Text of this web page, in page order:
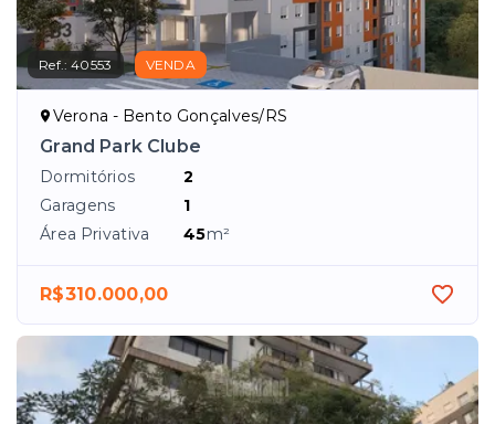
Ref.:40553 VENDA
Verona - Bento Gonçalves/RS
Grand Park Clube
Dormitórios
2
Garagens
1
Área Privativa
45m²
R$310.000,00